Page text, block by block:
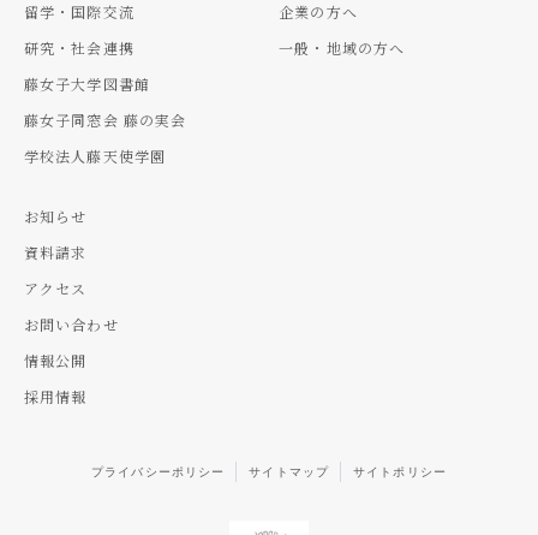
留学・国際交流
研究・社会連携
藤女子大学図書館
藤女子同窓会 藤の実会
学校法人藤天使学園
企業の方へ
一般・地域の方へ
お知らせ
資料請求
アクセス
お問い合わせ
情報公開
採用情報
プライバシーポリシー サイトマップ サイトポリシー